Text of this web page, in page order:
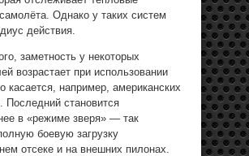
Однако у таких систем
действия.
заметность у некоторых
возрастает при использовании
касается, например, американских
Последний становится
в «режиме зверя» — так
боевую загрузку
отсеке и на внешних пилонах.